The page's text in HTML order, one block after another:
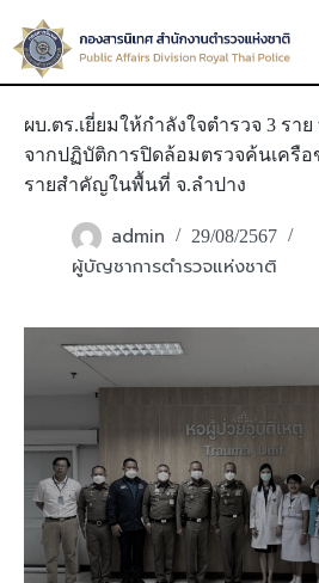
to
content
ผบ.ตร.เยี่ยมให้กำลังใจตำรวจ 3 รา
จากปฏิบัติการปิดล้อมตรวจค้นเครือ
รายสำคัญในพื้นที่ จ.ลำปาง
admin 29/08/2567
ผู้บัญชาการตำรวจแห่งชาติ